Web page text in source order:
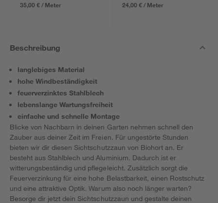
35,00 € / Meter 24,00 € / Meter
Beschreibung
langlebiges Material
hohe Windbeständigkeit
feuerverzinktes Stahlblech
lebenslange Wartungsfreiheit
einfache und schnelle Montage
Blicke von Nachbarn in deinen Garten nehmen schnell den
Zauber aus deiner Zeit im Freien. Für ungestörte Stunden
bieten wir dir diesen Sichtschutzzaun von Biohort an. Er
besteht aus Stahlblech und Aluminium. Dadurch ist er
witterungsbeständig und pflegeleicht. Zusätzlich sorgt die
Feuerverzinkung für eine hohe Belastbarkeit, einen Rostschutz
und eine attraktive Optik. Warum also noch länger warten?
Besorge dir jetzt dein Sichtschutzzaun und gestalte deinen